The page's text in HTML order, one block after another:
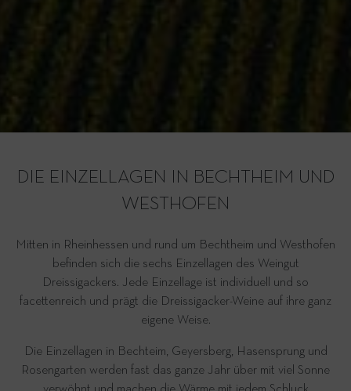
DIE EINZELLAGEN IN BECHTHEIM UND
WESTHOFEN
Mitten in Rheinhessen und rund um Bechtheim und Westhofen
befinden sich die sechs Einzellagen des Weingut
Dreissigackers. Jede Einzellage ist individuell und so
facettenreich und prägt die Dreissigacker-Weine auf ihre ganz
eigene Weise.
Die Einzellagen in Bechteim, Geyersberg, Hasensprung und
Rosengarten werden fast das ganze Jahr über mit viel Sonne